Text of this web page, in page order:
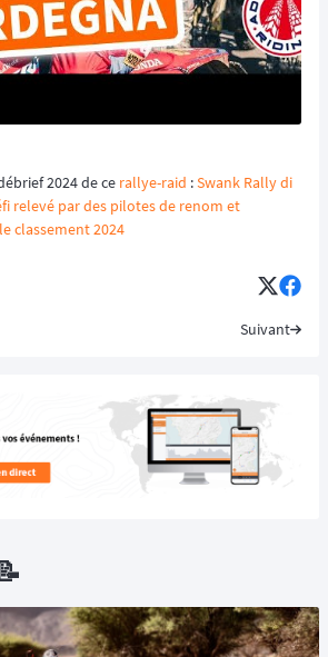
2024 de ce rallye-raid :Swank Rally di
relevé par des pilotes de renom et
classement 2024
Suivant